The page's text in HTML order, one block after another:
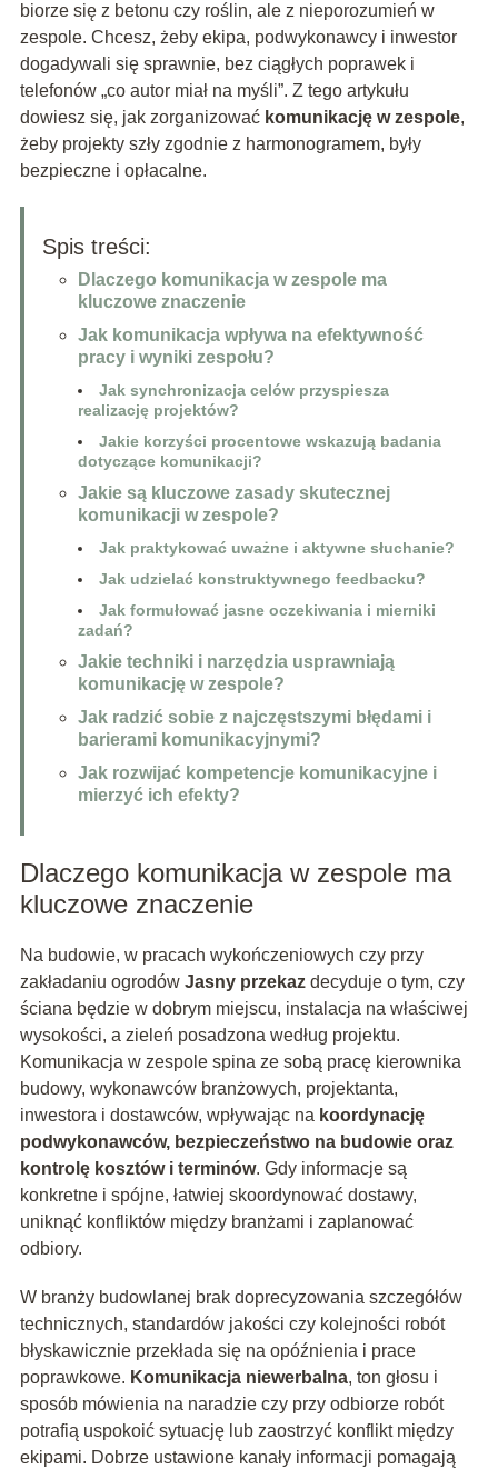
biorze się z betonu czy roślin, ale z nieporozumień w
zespole. Chcesz, żeby ekipa, podwykonawcy i inwestor
dogadywali się sprawnie, bez ciągłych poprawek i
telefonów „co autor miał na myśli”. Z tego artykułu
dowiesz się, jak zorganizować komunikację w zespole,
żeby projekty szły zgodnie z harmonogramem, były
bezpieczne i opłacalne.
Spis treści:
Dlaczego komunikacja w zespole ma
kluczowe znaczenie
Jak komunikacja wpływa na efektywność
pracy i wyniki zespołu?
Jak synchronizacja celów przyspiesza
realizację projektów?
Jakie korzyści procentowe wskazują badania
dotyczące komunikacji?
Jakie są kluczowe zasady skutecznej
komunikacji w zespole?
Jak praktykować uważne i aktywne słuchanie?
Jak udzielać konstruktywnego feedbacku?
Jak formułować jasne oczekiwania i mierniki
zadań?
Jakie techniki i narzędzia usprawniają
komunikację w zespole?
Jak radzić sobie z najczęstszymi błędami i
barierami komunikacyjnymi?
Jak rozwijać kompetencje komunikacyjne i
mierzyć ich efekty?
Dlaczego komunikacja w zespole ma
kluczowe znaczenie
Na budowie, w pracach wykończeniowych czy przy
zakładaniu ogrodów Jasny przekazdecyduje o tym, czy
ściana będzie w dobrym miejscu, instalacja na właściwej
wysokości, a zieleń posadzona według projektu.
Komunikacja w zespole spina ze sobą pracę kierownika
budowy, wykonawców branżowych, projektanta,
inwestora i dostawców, wpływając na koordynację
podwykonawców, bezpieczeństwo na budowie oraz
kontrolę kosztów i terminów. Gdy informacje są
konkretne i spójne, łatwiej skoordynować dostawy,
uniknąć konfliktów między branżami i zaplanować
odbiory.
W branży budowlanej brak doprecyzowania szczegółów
technicznych, standardów jakości czy kolejności robót
błyskawicznie przekłada się na opóźnienia i prace
poprawkowe. Komunikacja niewerbalna, ton głosu i
sposób mówienia na naradzie czy przy odbiorze robót
potrafią uspokoić sytuację lub zaostrzyć konflikt między
ekipami. Dobrze ustawione kanały informacji pomagają